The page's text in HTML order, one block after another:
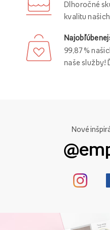
Dlhoročné
kvalitu
99,87 %
naše služby!
Nové